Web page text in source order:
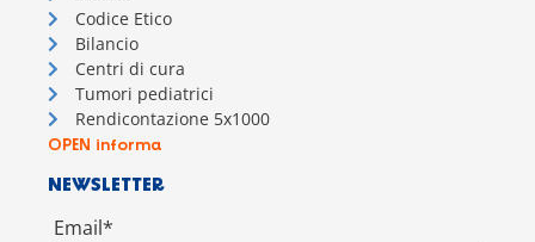
Codice Etico
Bilancio
Centri di cura
Tumori pediatrici
Rendicontazione 5x1000
OPEN informa
NEWSLETTER
Email*